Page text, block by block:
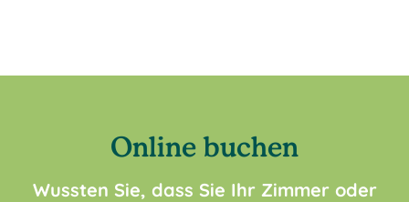
Online buchen
Wussten Sie, dass Sie Ihr Zimmer oder